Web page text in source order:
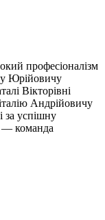
професіоналізм
Юрійовичу
Вікторівні
Андрійовичу
за успішну
— команда